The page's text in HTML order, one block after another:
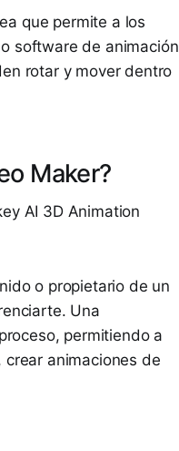
que permite a los
software de animación
rotar y mover dentro
Maker?
AI 3D Animation
o propietario de un
Una
permitiendo a
animaciones de